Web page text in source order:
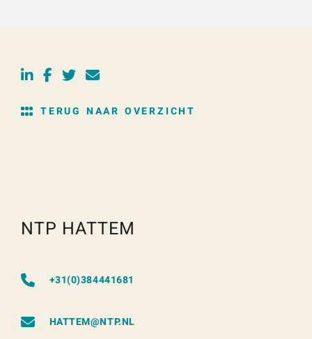
TERUG NAAR OVERZICHT
NTP HATTEM
+31(0)384441681
HATTEM@NTP.NL